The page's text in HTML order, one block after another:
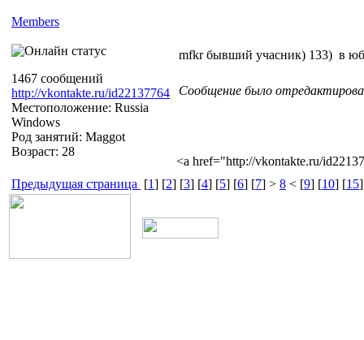
Members
1467 сообщений
http://vkontakte.ru/id22137764
Местоположение: Russia
Windows
Род занятий: Maggot
Возраст: 28
mfkr бывший учасник) 133) в
Сообщение было
<a href="http://vkontakte.ru/
Предыдущая страница [1] [2] [3] [4] [5] [6] [7] > 8 < [9] [10] [15]